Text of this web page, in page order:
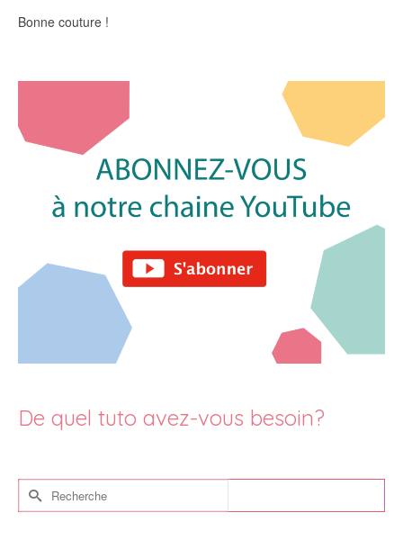
Bonne couture !
De quel tuto avez-vous besoin?
Rechercher :